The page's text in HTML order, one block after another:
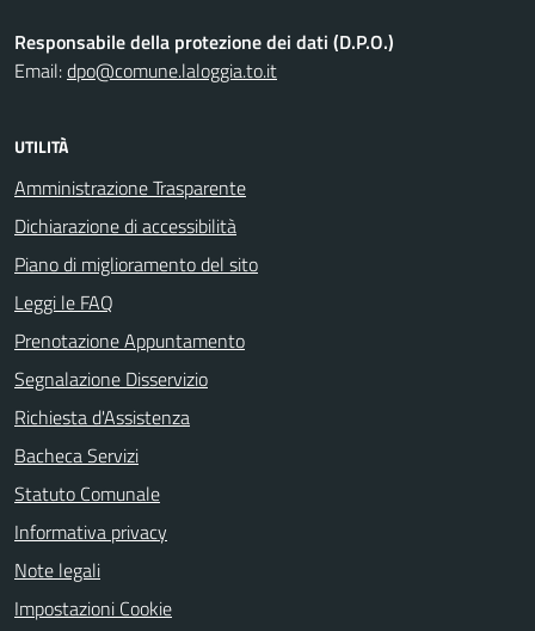
Responsabile della protezione dei dati (D.P.O.)
Email:dpo@comune.laloggia.to.it
UTILITÀ
Amministrazione Trasparente
Dichiarazione di accessibilità
Piano di miglioramento del sito
Leggi le FAQ
Prenotazione Appuntamento
Segnalazione Disservizio
Richiesta d'Assistenza
Bacheca Servizi
Statuto Comunale
Informativa privacy
Note legali
Impostazioni Cookie